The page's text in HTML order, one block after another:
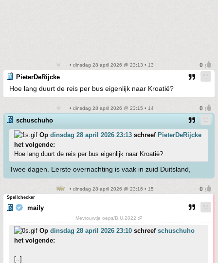
• dinsdag 28 april 2026 @ 23:13 • 13
PieterDeRijcke
Hoe lang duurt de reis per bus eigenlijk naar Kroatië?
• dinsdag 28 april 2026 @ 23:15 • 14
schuschuho
Op dinsdag 28 april 2026 23:13 schreef PieterDeRijcke
het volgende:
Hoe lang duurt de reis per bus eigenlijk naar Kroatië?
Twee dagen. Eerste overnachting is vaak in zuid Duitsland,
• dinsdag 28 april 2026 @ 23:16 • 15
Spellchecker
maily
Mevrouwtje oeps/B.U.2022 :P
Op dinsdag 28 april 2026 23:10 schreef schuschuho
het volgende:
[..]